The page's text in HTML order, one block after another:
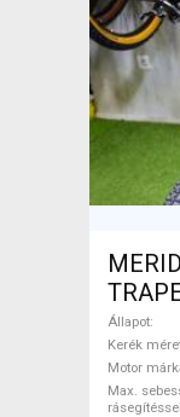
29"
Állapot
Kerék
Motor
Max.
rásegítéssel